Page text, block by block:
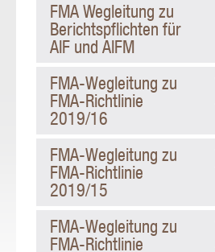
FMA Wegleitung zu
Berichtspflichten für
AIF und AIFM
FMA-Wegleitung zu
FMA-Richtlinie
2019/16
FMA-Wegleitung zu
FMA-Richtlinie
2019/15
FMA-Wegleitung zu
FMA-Richtlinie